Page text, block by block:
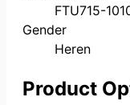
FTU715-
Gender
Heren
Product